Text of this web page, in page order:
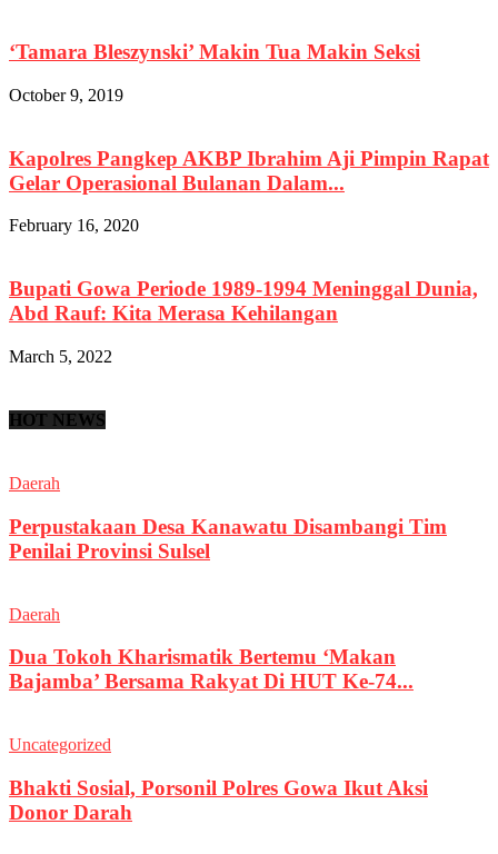
‘Tamara Bleszynski’ Makin Tua Makin Seksi
October 9, 2019
Kapolres Pangkep AKBP Ibrahim Aji Pimpin Rapat
Gelar Operasional Bulanan Dalam...
February 16, 2020
Bupati Gowa Periode 1989-1994 Meninggal Dunia,
Abd Rauf: Kita Merasa Kehilangan
March 5, 2022
HOT NEWS
Daerah
Perpustakaan Desa Kanawatu Disambangi Tim
Penilai Provinsi Sulsel
Daerah
Dua Tokoh Kharismatik Bertemu ‘Makan
Bajamba’ Bersama Rakyat Di HUT Ke-74...
Uncategorized
Bhakti Sosial, Porsonil Polres Gowa Ikut Aksi
Donor Darah